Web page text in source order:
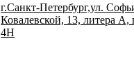
г.Санкт-Петербург,ул.
Ковалевской, 13, литера А,
4­Н